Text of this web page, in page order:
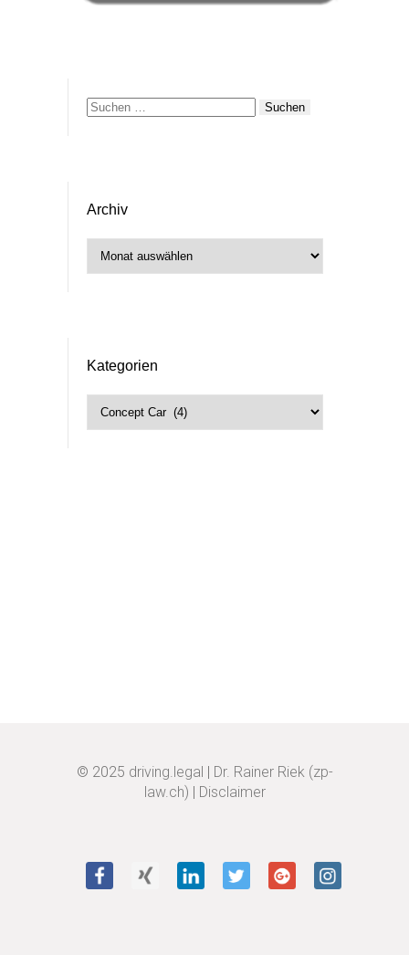
Suchen
Archiv
Kategorien
© 2025 driving.legal | Dr. Rainer Riek (zp-
law.ch) | Disclaimer